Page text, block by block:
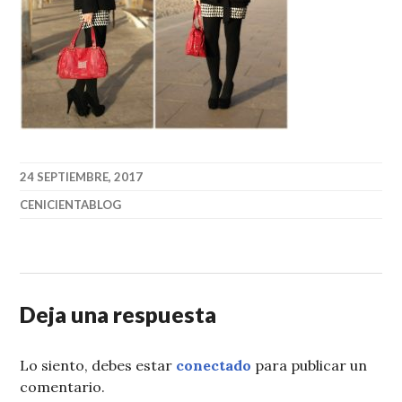
24 SEPTIEMBRE, 2017
CENICIENTABLOG
Deja una respuesta
Lo siento, debes estar conectado para publicar un
comentario.